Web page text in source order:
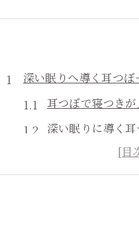
深い眠りへ導く耳つ
耳つぼで寝つき
深い眠りに導く
耳つぼセルフケ
睡眠の質を上げ